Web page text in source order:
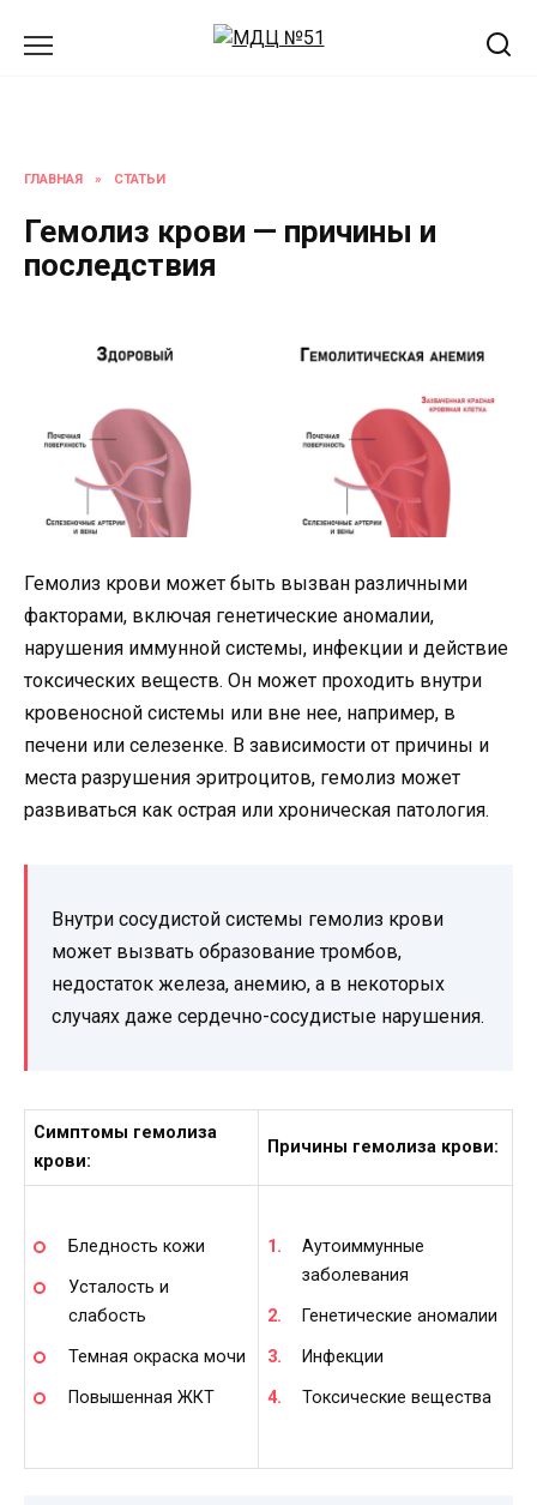
ГЛАВНАЯ » СТАТЬИ
Гемолиз крови — причины и
последствия
Гемолиз крови может быть вызван различными
факторами, включая генетические аномалии,
нарушения иммунной системы, инфекции и действие
токсических веществ. Он может проходить внутри
кровеносной системы или вне нее, например, в
печени или селезенке. В зависимости от причины и
места разрушения эритроцитов, гемолиз может
развиваться как острая или хроническая патология.
Внутри сосудистой системы гемолиз крови
может вызвать образование тромбов,
недостаток железа, анемию, а в некоторых
случаях даже сердечно-сосудистые нарушения.
Симптомы гемолиза
крови:
Причины гемолиза крови:
Бледность кожи
Усталость и
слабость
Темная окраска мочи
Повышенная ЖКТ
Аутоиммунные
заболевания
Генетические аномалии
Инфекции
Токсические вещества